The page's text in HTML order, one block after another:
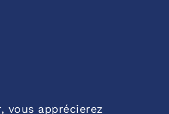
vous apprécierez